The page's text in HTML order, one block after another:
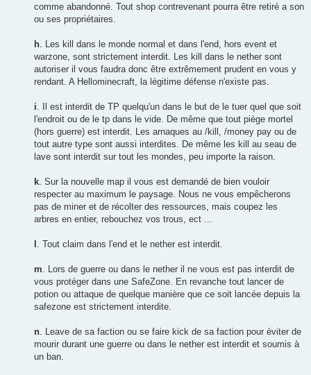
comme abandonné. Tout shop contrevenant pourra être retiré a son
ou ses propriétaires.
h . Les kill dans le monde normal et dans l'end, hors event et
warzone, sont strictement interdit. Les kill dans le nether sont
autoriser il vous faudra donc être extrêmement prudent en vous y
rendant. A Hellominecraft, la légitime défense n'existe pas.
i . Il est interdit de TP quelqu'un dans le but de le tuer quel que soit
l'endroit ou de le tp dans le vide. De même que tout piège mortel
(hors guerre) est interdit. Les arnaques au /kill, /money pay ou de
tout autre type sont aussi interdites. De même les kill au seau de
lave sont interdit sur tout les mondes, peu importe la raison.
k . Sur la nouvelle map il vous est demandé de bien vouloir
respecter au maximum le paysage. Nous ne vous empêcherons
pas de miner et de récolter des ressources, mais coupez les
arbres en entier, rebouchez vos trous, ect ...
. Tout claim dans l'end et le nether est interdit.
m . Lors de guerre ou dans le nether il ne vous est pas interdit de
vous protéger dans une SafeZone. En revanche tout lancer de
potion ou attaque de quelque manière que ce soit lancée depuis la
safezone est strictement interdite.
n . Leave de sa faction ou se faire kick de sa faction pour éviter de
mourir durant une guerre ou dans le nether est interdit et soumis à
un ban.